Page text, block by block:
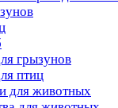
грызунов
птиц
для животных